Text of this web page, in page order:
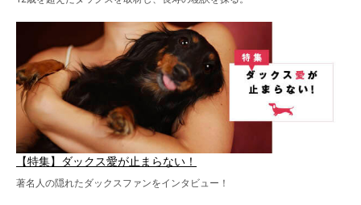
【特集】ダックス愛が止まらない！
著名人の隠れたダックスファンをインタビュー！